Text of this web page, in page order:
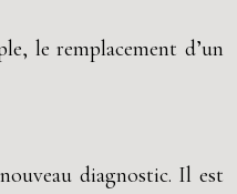
le remplacement d’un
diagnostic. Il est